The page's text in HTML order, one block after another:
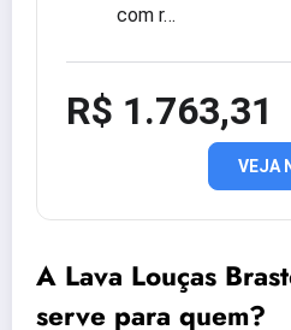
com r…
R$ 1.763,31
VEJA
A Lava Louças
serve para quem?